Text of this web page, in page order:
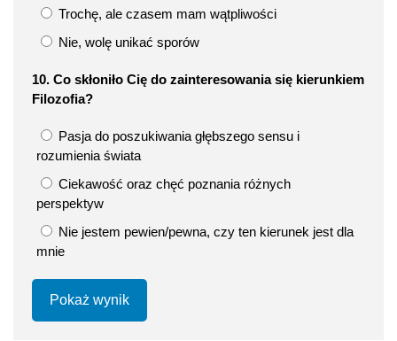
Trochę, ale czasem mam wątpliwości
Nie, wolę unikać sporów
10. Co skłoniło Cię do zainteresowania się kierunkiem
Filozofia?
Pasja do poszukiwania głębszego sensu i
rozumienia świata
Ciekawość oraz chęć poznania różnych
perspektyw
Nie jestem pewien/pewna, czy ten kierunek jest dla
mnie
Pokaż wynik